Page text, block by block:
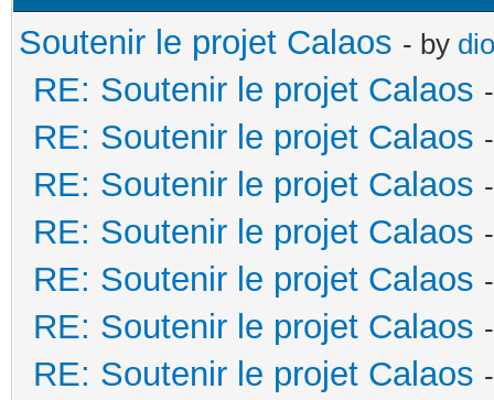
Soutenir le projet Calaos - by
RE: Soutenir le projet Calaos
RE: Soutenir le projet Calaos
RE: Soutenir le projet Calaos
RE: Soutenir le projet Calaos
RE: Soutenir le projet Calaos
RE: Soutenir le projet Calaos
RE: Soutenir le projet Calaos